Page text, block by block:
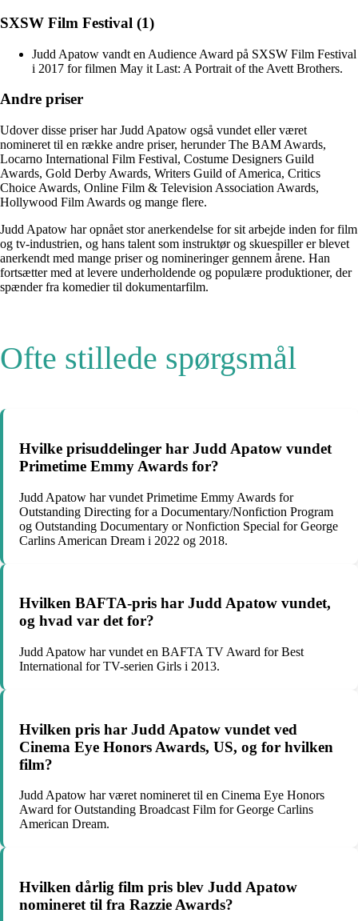
SXSW Film Festival (1)
Judd Apatow vandt en Audience Award på SXSW Film Festival
i 2017 for filmen May it Last: A Portrait of the Avett Brothers.
Andre priser
Udover disse priser har Judd Apatow også vundet eller været
nomineret til en række andre priser, herunder The BAM Awards,
Locarno International Film Festival, Costume Designers Guild
Awards, Gold Derby Awards, Writers Guild of America, Critics
Choice Awards, Online Film & Television Association Awards,
Hollywood Film Awards og mange flere.
Judd Apatow har opnået stor anerkendelse for sit arbejde inden for film
og tv-industrien, og hans talent som instruktør og skuespiller er blevet
anerkendt med mange priser og nomineringer gennem årene. Han
fortsætter med at levere underholdende og populære produktioner, der
spænder fra komedier til dokumentarfilm.
Ofte stillede spørgsmål
Hvilke prisuddelinger har Judd Apatow vundet
Primetime Emmy Awards for?
Judd Apatow har vundet Primetime Emmy Awards for
Outstanding Directing for a Documentary/Nonfiction Program
og Outstanding Documentary or Nonfiction Special for George
Carlins American Dream i 2022 og 2018.
Hvilken BAFTA-pris har Judd Apatow vundet,
og hvad var det for?
Judd Apatow har vundet en BAFTA TV Award for Best
International for TV-serien Girls i 2013.
Hvilken pris har Judd Apatow vundet ved
Cinema Eye Honors Awards, US, og for hvilken
film?
Judd Apatow har været nomineret til en Cinema Eye Honors
Award for Outstanding Broadcast Film for George Carlins
American Dream.
Hvilken dårlig film pris blev Judd Apatow
nomineret til fra Razzie Awards?